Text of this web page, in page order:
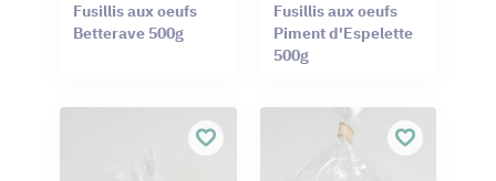
Fusillis aux oeufs
Betterave 500g
Fusillis aux oeufs
Piment d'Espelette
500g